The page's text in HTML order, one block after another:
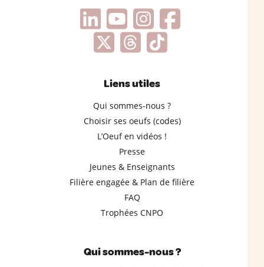
Liens utiles
Qui sommes-nous ?
Choisir ses oeufs (codes)
L’Oeuf en vidéos !
Presse
Jeunes & Enseignants
Filière engagée & Plan de filière
FAQ
Trophées CNPO
Qui sommes-nous ?